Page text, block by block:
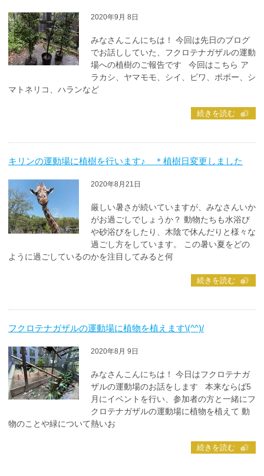
2020年9月 8日
みなさんこんにちは！ 今回は先日のブログ
でお話ししていた、フクロテナガザルの運動
場への植樹のご報告です 今回はこちら ア
ラカシ、ヤマモモ、シイ、ビワ、ポポー、シ
マトネリコ、ハランなど
続きを読む
キリンの運動場に植樹を行います♪ ＊植樹日変更しました
2020年8月21日
厳しい暑さが続いていますが、みなさんいか
がお過ごしでしょうか？ 動物たちも水浴び
や砂浴びをしたり、木陰で休んだりと様々な
過ごし方をしています。 この暑い夏をどの
ように過ごしているのかを注目してみると何
続きを読む
フクロテナガザルの運動場に植物を植えます\(^^)/
2020年8月 9日
みなさんこんにちは！ 今日はフクロテナガ
ザルの運動場のお話をします 本来ならば5
月にイベントを行い、参加者の方と一緒にフ
クロテナガザルの運動場に植物を植えて 動
物のことや緑について熱いお
続きを読む